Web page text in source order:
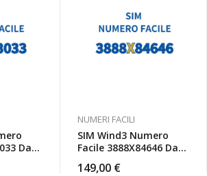
Da
NUMERI FACILI
SIM Wind3 Numero
Facile 3888X84646 Da
149,00 €